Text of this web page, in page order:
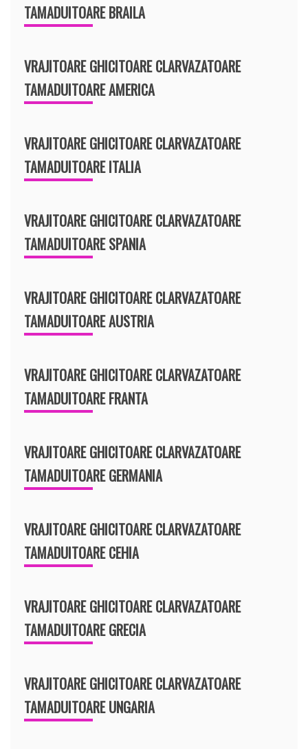
TAMADUITOARE BRAILA
VRAJITOARE GHICITOARE CLARVAZATOARE
TAMADUITOARE AMERICA
VRAJITOARE GHICITOARE CLARVAZATOARE
TAMADUITOARE ITALIA
VRAJITOARE GHICITOARE CLARVAZATOARE
TAMADUITOARE SPANIA
VRAJITOARE GHICITOARE CLARVAZATOARE
TAMADUITOARE AUSTRIA
VRAJITOARE GHICITOARE CLARVAZATOARE
TAMADUITOARE FRANTA
VRAJITOARE GHICITOARE CLARVAZATOARE
TAMADUITOARE GERMANIA
VRAJITOARE GHICITOARE CLARVAZATOARE
TAMADUITOARE CEHIA
VRAJITOARE GHICITOARE CLARVAZATOARE
TAMADUITOARE GRECIA
VRAJITOARE GHICITOARE CLARVAZATOARE
TAMADUITOARE UNGARIA